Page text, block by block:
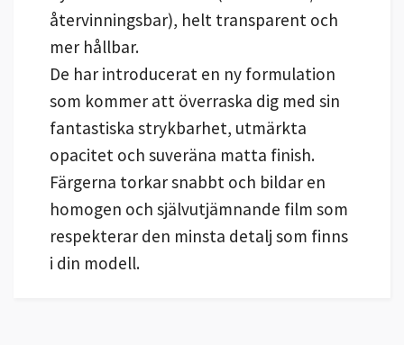
återvinningsbar), helt transparent och
mer hållbar.
De har introducerat en ny formulation
som kommer att överraska dig med sin
fantastiska strykbarhet, utmärkta
opacitet och suveräna matta finish.
Färgerna torkar snabbt och bildar en
homogen och självutjämnande film som
respekterar den minsta detalj som finns
i din modell.